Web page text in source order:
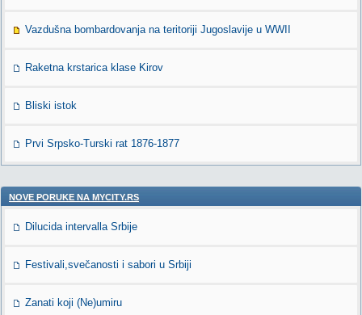
Vazdušna bombardovanja na teritoriji Jugoslavije u WWII
Raketna krstarica klase Kirov
Bliski istok
Prvi Srpsko-Turski rat 1876-1877
NOVE PORUKE NA MYCITY.RS
Dilucida intervalla Srbije
Festivali,svečanosti i sabori u Srbiji
Zanati koji (Ne)umiru